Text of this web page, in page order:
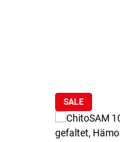
SALE